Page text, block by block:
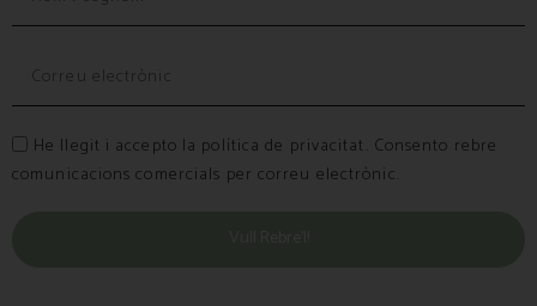
He llegit i accepto la política de privacitat. Consento rebre
comunicacions comercials per correu electrònic.